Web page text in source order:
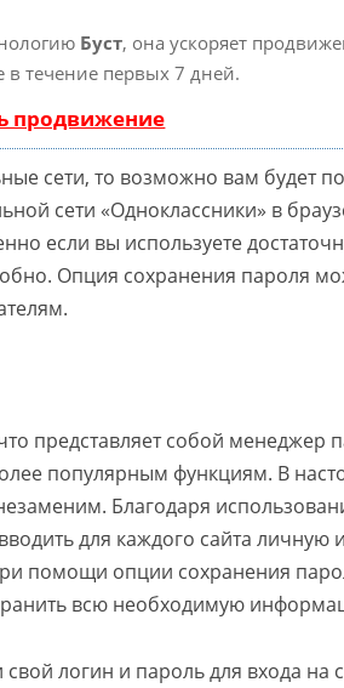
Буст, она ускоряет
в течение первых 7 дней.
продвижение
сети, то возможно вам будет
сети «Одноклассники» в
если вы используете
Опция сохранения пароля
представляет собой менеджер
популярным функциям. В
Благодаря
для каждого сайта
помощи опции сохранения
всю необходимую
логин и пароль для входа на